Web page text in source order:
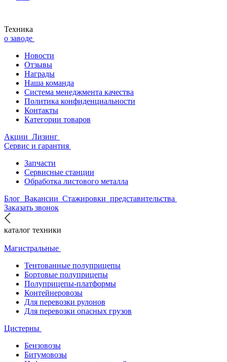
Техника
о заводе
Новости
Отзывы
Награды
Наша команда
Система менеджмента качества
Политика конфиденциальности
Контакты
Категории товаров
Акции Лизинг
Сервис и гарантия
Запчасти
Сервисные станции
Обработка листового металла
Блог Вакансии Стажировки представительства
Заказать звонок
каталог техники
Магистральные
Тентованные полуприцепы
Бортовые полуприцепы
Полуприцепы-платформы
Контейнеровозы
Для перевозки рулонов
Для перевозки опасных грузов
Цистерны
Бензовозы
Битумовозы